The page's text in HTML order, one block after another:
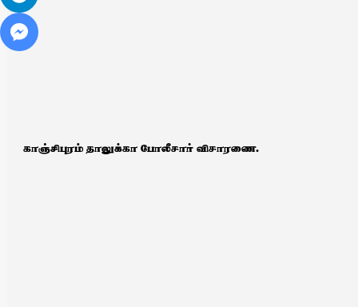
காஞ்சிபுரம் தாலுக்கா போலீசார் விசாரணை.